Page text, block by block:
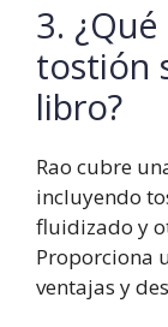
3.
tostión
libro?
Rao cubre
incluyendo
fluidizado y
Proporciona
ventajas y